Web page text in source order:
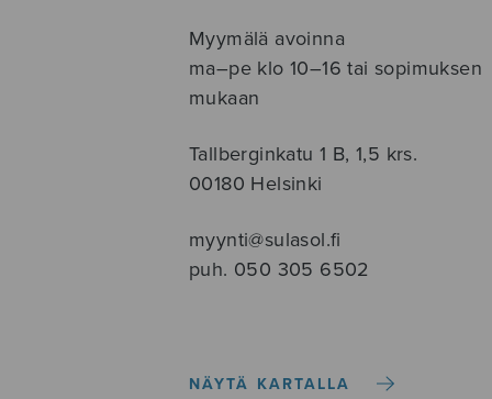
Myymälä avoinna
ma–pe klo 10–16 tai sopimuksen
mukaan
Tallberginkatu 1 B, 1,5 krs.
00180 Helsinki
myynti@sulasol.fi
puh. 050 305 6502
NÄYTÄ KARTALLA